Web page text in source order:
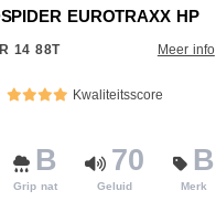
EUROTRAXX HP
14 88T Meer info
Kwaliteitsscore
B
Grip nat
70
Geluid
B
Merk